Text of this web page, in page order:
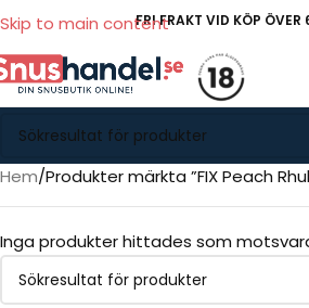
Skip to main contentFRI FRAKT VID KÖP ÖVER
Hem Produkter märkta ”FIX Peach
Inga produkter hittades som